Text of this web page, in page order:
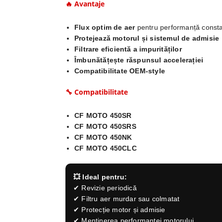
🔥 Avantaje
Flux optim de aerpentru performanță
Protejează motorul și sistemul de admisie
Filtrare eficientă a impurităților
Îmbunătățește răspunsul accelerației
Compatibilitate OEM-style
🔧 Compatibilitate
CF MOTO 450SR
CF MOTO 450SRS
CF MOTO 450NK
CF MOTO 450CLC
💥 Ideal pentru:
✔ Revizie periodică
✔ Filtru aer murdar sau colmatat
✔ Protecție motor și admisie